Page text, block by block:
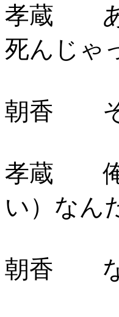
孝蔵 あ
死んじゃ
朝香 そ
孝蔵 俺
い）なん
朝香 な